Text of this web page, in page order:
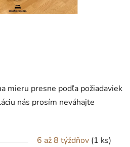
mieru presne podľa požiadaviek
nás prosím neváhajte
6 až 8 týždňov (1 ks)